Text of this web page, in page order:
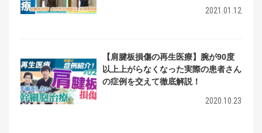
2021.01.12
【肩腱板損傷の再生医療】腕が90度
以上上がらなくなった実際の患者さん
の症例を交えて徹底解説！
2020.10.23